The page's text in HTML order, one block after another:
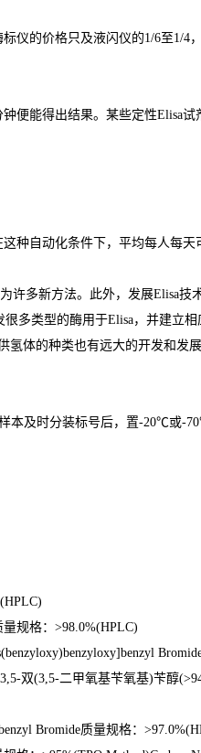
仪的价格只及液闪仪的1/6至1/4
便能得出结果。某些定性Elisa试
种自动化条件下，平均每人每天
许多新方法。此外，发展Elisa技
很多类型的酶用于Elisa，并建立相
体的种类也有远大的开发和发展
本及时分装标号后，置-20℃或-70
量规格： >98.0%(HPLC)
双(3,5-二甲氧基苄氧基)苄醇
Bromide质量规格：